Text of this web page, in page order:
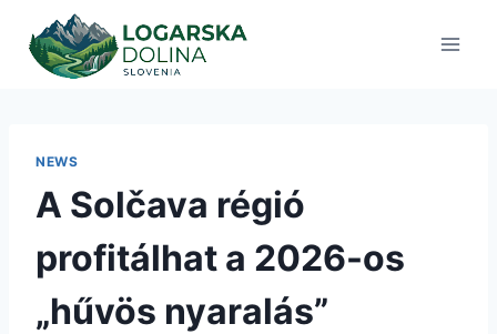
content
NEWS
A Solčava régió
profitálhat a 2026-os
„hűvös nyaralás”